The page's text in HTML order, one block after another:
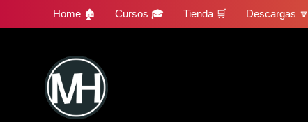
Home 🏚 Cursos 🎓 Tienda 🛒 Descargas 🔽